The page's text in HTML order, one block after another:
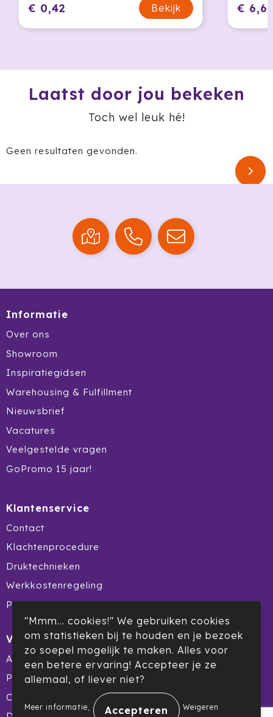
Mentos
Moleskine
MOYU
Norländer
Ocean Bottle
Peekay
Philips
Pringles
Prixton
Prodir
Rituals
Rotring
Røquet
Sagaform
Samsonite
€ 0,42 Bekijk €
Laatst door jou bekeken
Toch wel leuk hé!
Geen resultaten gevonden.
Informatie
Over ons
Showroom
Inspiratiegidsen
Warehousing & Fulfillment
Nieuwsbrief
Vacatures
Veelgestelde vragen
GoPromo 15 jaar!
Klantenservice
Contact
Klachtenprocedure
Druktechnieken
Werkkostenregeling
Product Recall
Veilig winkelen
Algemene voorwaarden
Privacyverklaring
Cookiebeleid
"Mmm... cookies!" We gebruiken cookies
om statistieken bij te houden en je bezoek
zo soepel mogelijk te maken. Alles voor
een betere ervaring! Accepteer je ze
allemaal, of liever niet?
Meer informatie. Weigeren